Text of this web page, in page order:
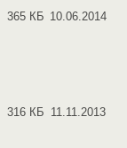
365 КБ 10.06.2014
316 КБ 11.11.2013